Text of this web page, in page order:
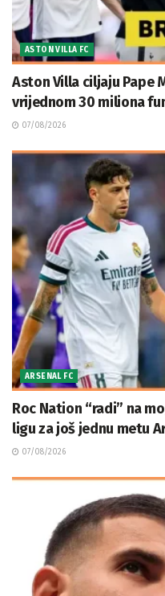
ASTON VILLA FC
Aston Villa ciljaju Pape
vrijednom 30 miliona
07/08/2026
ARSENAL FC
Roc Nation “radi” na
ligu za još jednu metu
07/08/2026